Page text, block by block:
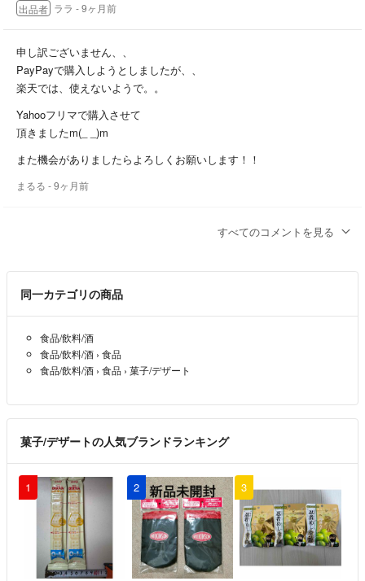
出品者 ララ - 9ヶ月前
申し訳ございません、、
PayPayで購入しようとしましたが、、
楽天では、使えないようで。。
Yahooフリマで購入させて
頂きましたm(_ _)m
また機会がありましたらよろしくお願いします！！
まるる - 9ヶ月前
まるる- 9ヶ月前
すべてのコメントを見る
同一カテゴリの商品
食品/飲料/酒
食品/飲料/酒 › 食品
食品/飲料/酒 › 食品 › 菓子/デザート
菓子/デザートの人気ブランドランキング
1 2 3